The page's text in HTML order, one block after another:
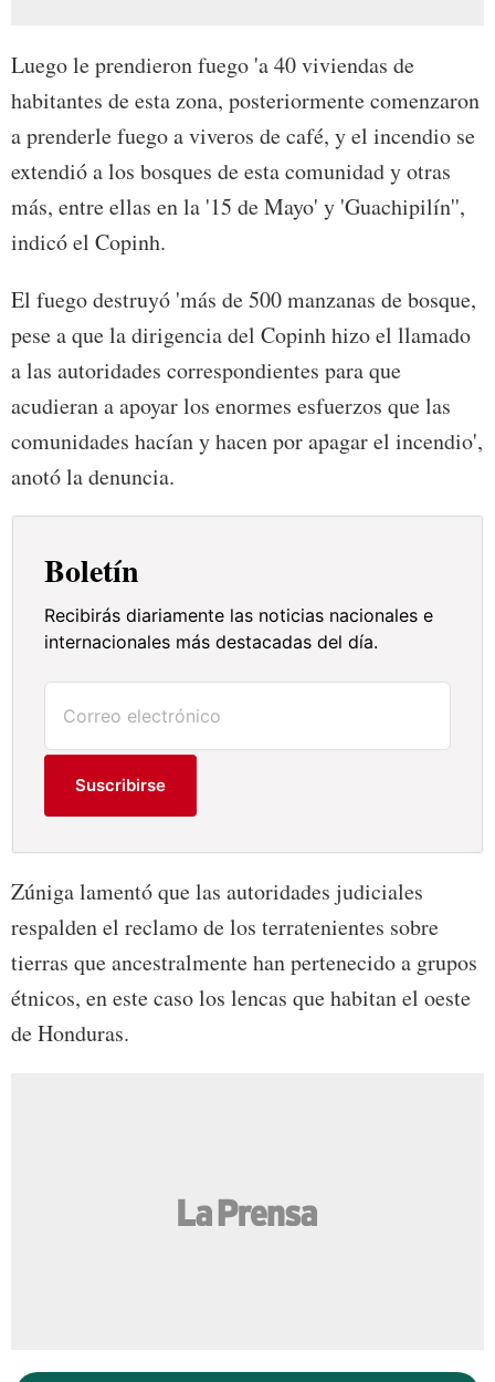
Luego le prendieron fuego 'a 40 viviendas de
habitantes de esta zona, posteriormente comenzaron
a prenderle fuego a viveros de café, y el incendio se
extendió a los bosques de esta comunidad y otras
más, entre ellas en la '15 de Mayo' y 'Guachipilín'',
indicó el Copinh.
El fuego destruyó 'más de 500 manzanas de bosque,
pese a que la dirigencia del Copinh hizo el llamado
a las autoridades correspondientes para que
acudieran a apoyar los enormes esfuerzos que las
comunidades hacían y hacen por apagar el incendio',
anotó la denuncia.
Boletín
Recibirás diariamente las noticias nacionales e
internacionales más destacadas del día.
Suscribirse
Zúniga lamentó que las autoridades judiciales
respalden el reclamo de los terratenientes sobre
tierras que ancestralmente han pertenecido a grupos
étnicos, en este caso los lencas que habitan el oeste
de Honduras.